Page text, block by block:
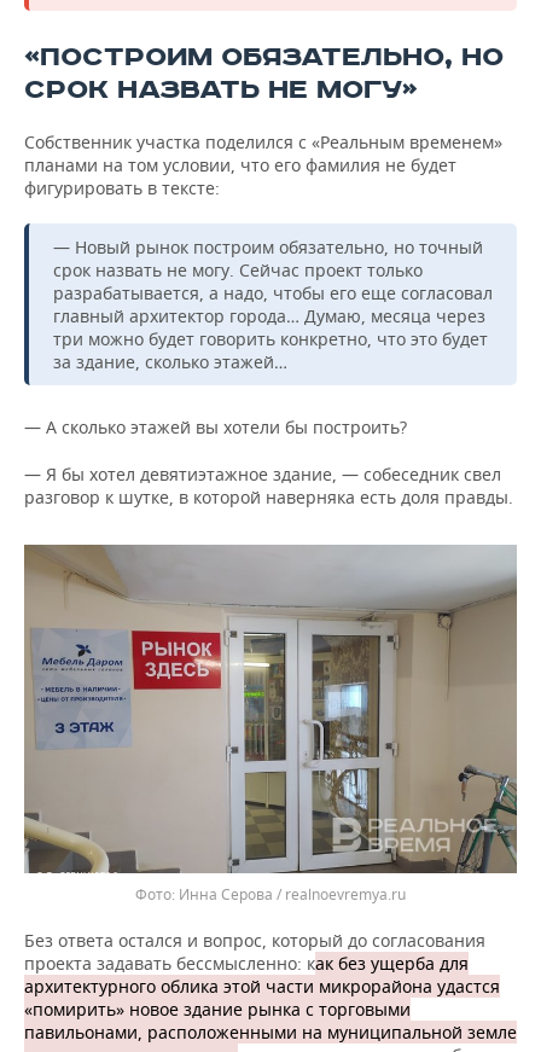
«ПОСТРОИМ ОБЯЗАТЕЛЬНО, НО
СРОК НАЗВАТЬ НЕ МОГУ»
Собственник участка поделился с «Реальным временем»
планами на том условии, что его фамилия не будет
фигурировать в тексте:
— Новый рынок построим обязательно, но точный
срок назвать не могу. Сейчас проект только
разрабатывается, а надо, чтобы его еще согласовал
главный архитектор города… Думаю, месяца через
три можно будет говорить конкретно, что это будет
за здание, сколько этажей…
— А сколько этажей вы хотели бы построить?
— Я бы хотел девятиэтажное здание, — собеседник свел
разговор к шутке, в которой наверняка есть доля правды.
Инна Серова / realnoevremya.ru
Без ответа остался и вопрос, который до согласования
проекта задавать бессмысленно: как без ущерба для
архитектурного облика этой части микрорайона удастся
«помирить» новое здание рынка с торговыми
павильонами, расположенными на муниципальной земле